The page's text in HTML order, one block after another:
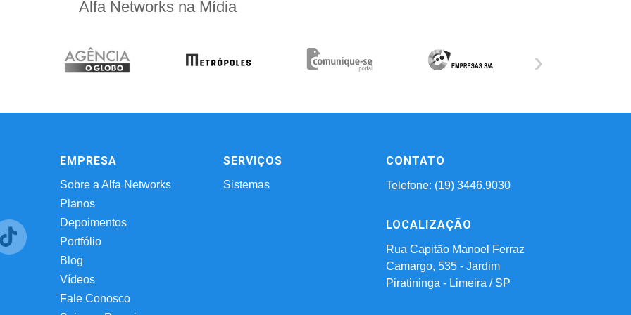
Alfa Networks na Mídia
›
EMPRESA
Sobre a Alfa Networks
Planos
Depoimentos
Portfólio
Blog
Vídeos
Fale Conosco
SERVIÇOS
Sistemas
CONTATO
Telefone: (19) 3446.9030
LOCALIZAÇÃO
Rua Capitão Manoel Ferraz
Camargo, 535 - Jardim
Piratininga - Limeira / SP